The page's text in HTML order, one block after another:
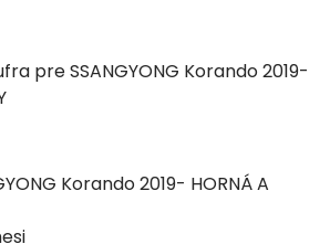
pre SSANGYONG Korando 2019-
Korando 2019- HORNÁ A